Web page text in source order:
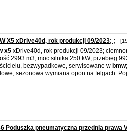
X5 xDrive40d, rok produkcji 09/2023; ; -
x5 xDrive40d, rok produkcji 09/2023;
2993 m3; moc silnika 250 kW; przebieg
bezwypadkowe, serwisowane w bmw
sezonowa wymiana opon na felgach.
Poduszka pneumatyczna przednia prawa